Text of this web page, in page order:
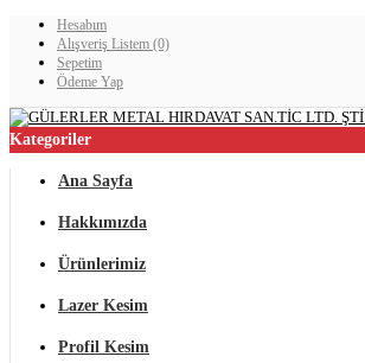
Hesabım
Alışveriş Listem (0)
Sepetim
Ödeme Yap
Kategoriler
Ana Sayfa
Hakkımızda
Ürünlerimiz
Lazer Kesim
Profil Kesim